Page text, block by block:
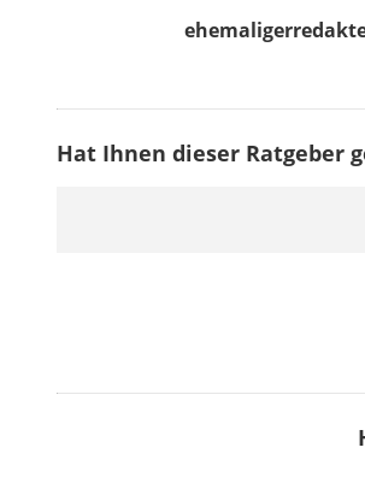
Hat Ihnen dieser Ratgeber